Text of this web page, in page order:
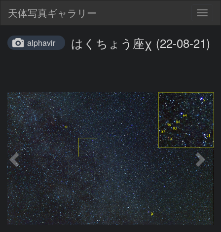
天体写真ギャラリー
alphavir はくちょう座χ (22-08-21)